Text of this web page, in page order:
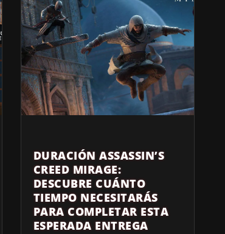
DURACIÓN ASSASSIN’S
CREED MIRAGE:
DESCUBRE CUÁNTO
TIEMPO NECESITARÁS
PARA COMPLETAR ESTA
ESPERADA ENTREGA